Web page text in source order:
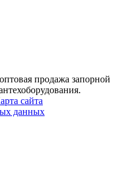
продажа запорной
сайта
данных